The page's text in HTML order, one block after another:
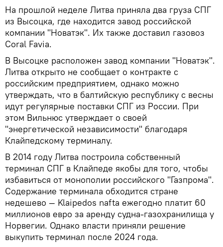
На прошлой неделе Литва приняла два груза СПГ
из Высоцка, где находится завод российской
компании "Новатэк". Их также доставил газовоз
Coral Favia.
В Высоцке расположен завод компании "Новатэк".
Литва открыто не сообщает о контракте с
российским предприятием, однако можно
утверждать, что в балтийскую республику с весны
идут регулярные поставки СПГ из России. При
этом Вильнюс утверждает о своей
"энергетической независимости" благодаря
Клайпедскому терминалу.
В 2014 году Литва построила собственный
терминал СПГ в Клайпеде якобы для того, чтобы
избавиться от монополии российского "Газпрома".
Содержание терминала обходится стране
недешево — Klaipedos nafta ежегодно платит 60
миллионов евро за аренду судна-газохранилища у
Норвегии. Однако власти приняли решение
выкупить терминал после 2024 года.